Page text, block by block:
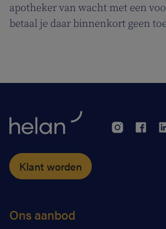
apotheker van wacht met een
betaal je daar binnenkort geen
Klant worden
Ons aanbod